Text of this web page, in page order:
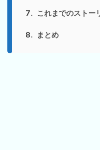
7 これまでのストー
8 まとめ